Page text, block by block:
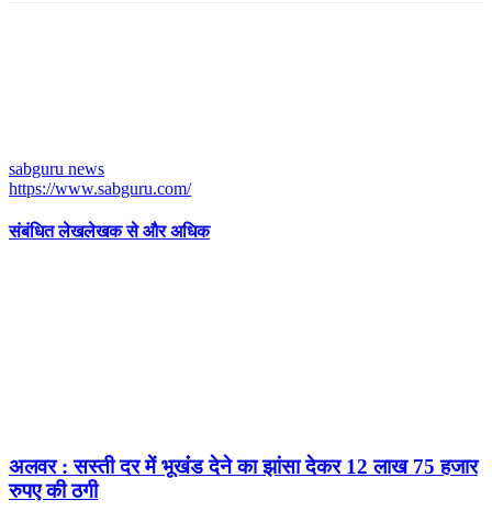
sabguru news
https://www.sabguru.com/
संबंधित लेखलेखक से और अधिक
अलवर : सस्ती दर में भूखंंड देने का झांसा देकर 12 लाख 75 हजार
रुपए की ठगी